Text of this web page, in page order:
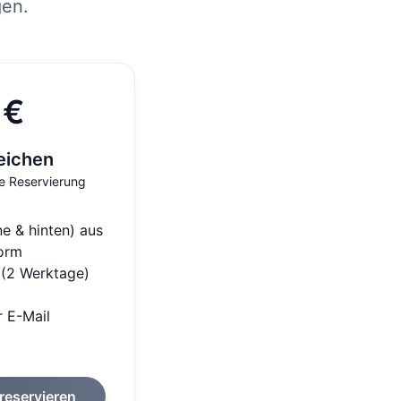
Reservierung
& hinten) aus
Werktage)
E-Mail